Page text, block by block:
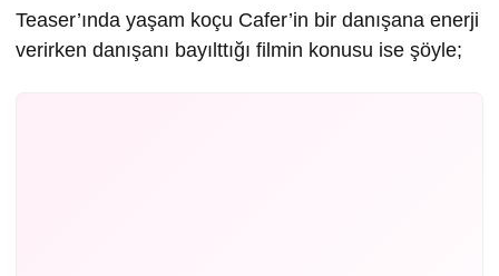
Teaser’ında yaşam koçu Cafer’in bir danışana enerji
verirken danışanı bayılttığı filmin konusu ise şöyle;